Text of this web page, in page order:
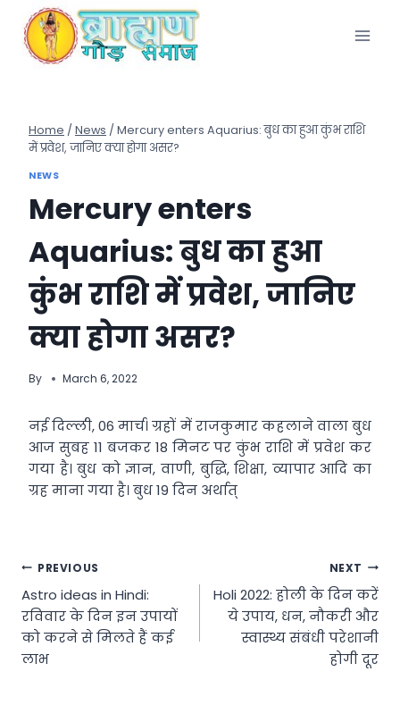
content
Home / News / Mercury enters Aquarius: बुध का हुआ कुंभ राशि
में प्रवेश, जानिए क्या होगा असर?
NEWS
Mercury enters
Aquarius: बुध का हुआ
कुंभ राशि में प्रवेश, जानिए
क्या होगा असर?
By March 6, 2022
नई दिल्ली, 06 मार्च। ग्रहों में राजकुमार कहलाने वाला बुध
आज सुबह 11 बजकर 18 मिनट पर कुंभ राशि में प्रवेश कर
गया है। बुध को ज्ञान, वाणी, बुद्धि, शिक्षा, व्यापार आदि का
ग्रह माना गया है। बुध 19 दिन अर्थात्
Post
navigation
PREVIOUS
Astro ideas in Hindi:
रविवार के दिन इन उपायों
को करने से मिलते हैं कई
लाभ
NEXT
Holi 2022: होली के दिन करें
ये उपाय, धन, नौकरी और
स्वास्थ्य संबंधी परेशानी
होगी दूर